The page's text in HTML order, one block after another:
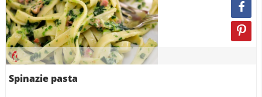
Spinazie pasta